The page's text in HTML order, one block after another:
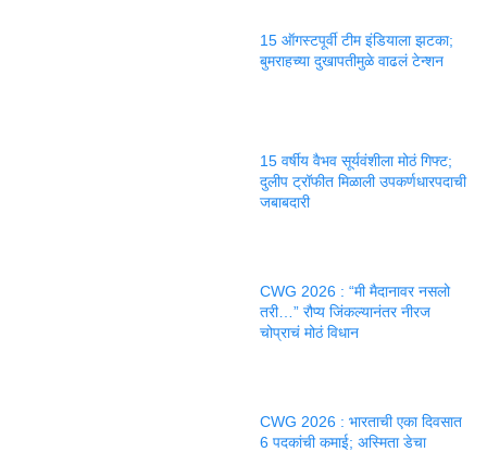
15 ऑगस्टपूर्वी टीम इंडियाला झटका;
बुमराहच्या दुखापतीमुळे वाढलं टेन्शन
15 वर्षीय वैभव सूर्यवंशीला मोठं गिफ्ट;
दुलीप ट्रॉफीत मिळाली उपकर्णधारपदाची
जबाबदारी
CWG 2026 : “मी मैदानावर नसलो
तरी…” रौप्य जिंकल्यानंतर नीरज
चोप्राचं मोठं विधान
CWG 2026 : भारताची एका दिवसात
6 पदकांची कमाई; अस्मिता डेचा